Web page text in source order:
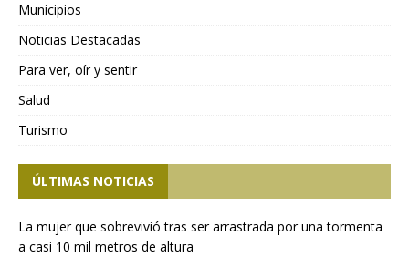
Municipios
Noticias Destacadas
Para ver, oír y sentir
Salud
Turismo
ÚLTIMAS NOTICIAS
La mujer que sobrevivió tras ser arrastrada por una tormenta
a casi 10 mil metros de altura